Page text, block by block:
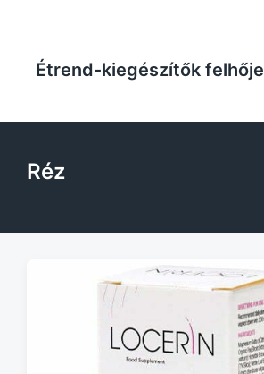
Étrend-kiegészítők felhője
Réz